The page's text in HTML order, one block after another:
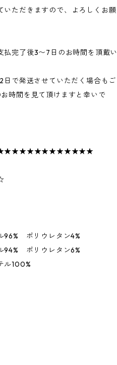
いただきますので、よろしくお願
払完了後3〜7日のお時間を頂戴い
日で発送させていただく場合もご
時間を見て頂けますと幸いで
ポリウレタン4%
ポリウレタン6%
100%